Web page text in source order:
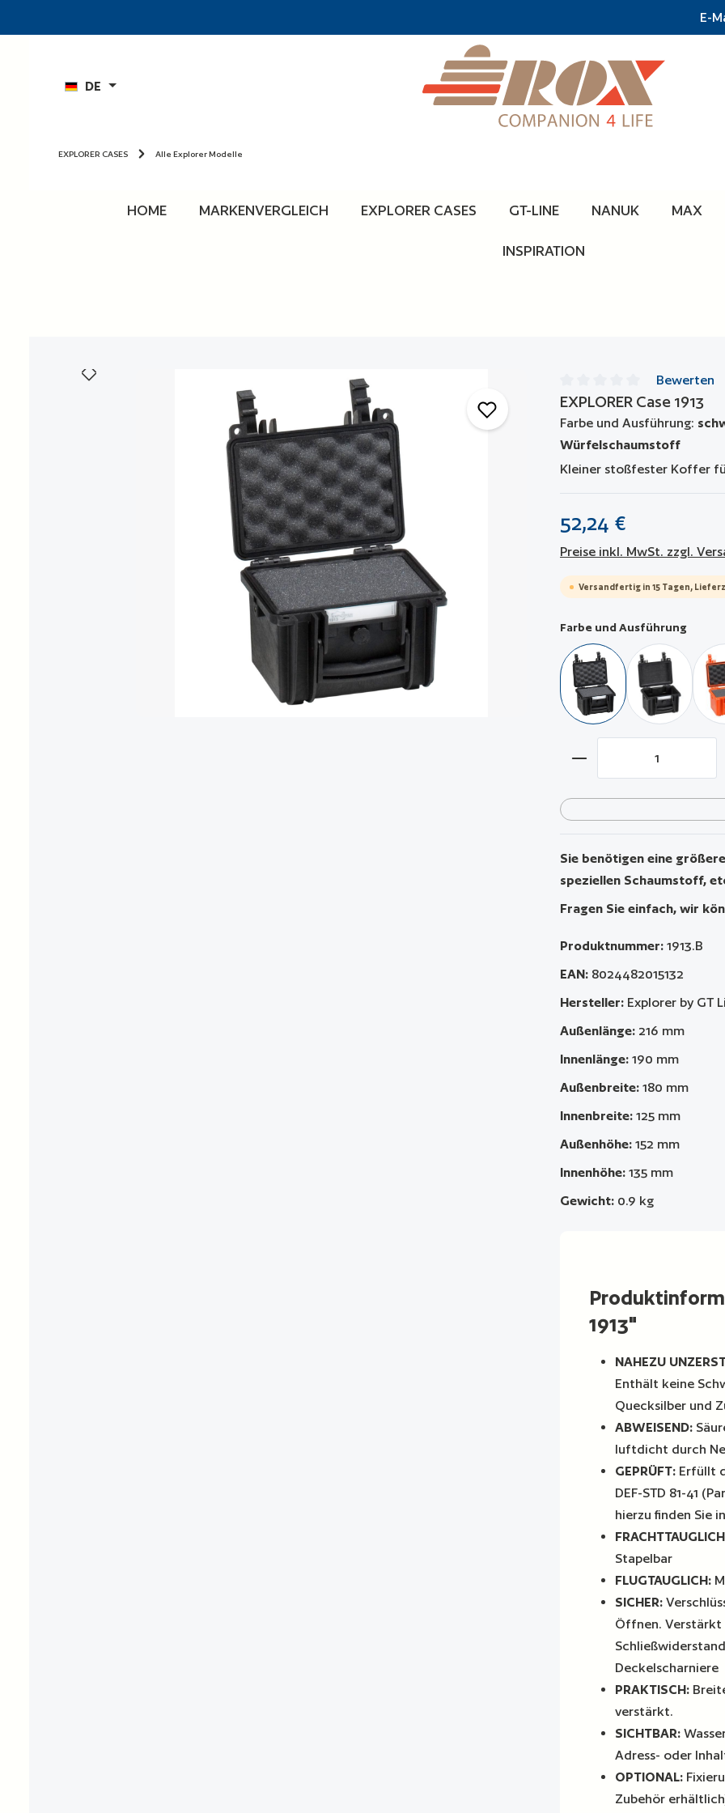
E-
DE
EXPLORER CASES Alle Explorer Modelle
HOME MARKENVERGLEICH EXPLORER CASES GT-LINE NANUK MAX
INSPIRATION
Bildergalerie überspringen
Durchschnittliche
Bewerten
EXPLORER Case 1913
Farbe und Ausführung:
Würfelschaumstoff
Kleiner stoßfester Koffer
52,24 €
Preise inkl. MwSt. zzgl.
Versandfertig in 15 Tagen,
Farbe und Ausführung
schwarz / mitschwarz /
Produkt Anzahl:
Sie benötigen eine
speziellen Schaumstoff,
Fragen Sie einfach, wir
Produktnummer: 1913.B
EAN: 8024482015132
Hersteller: Explorer by GT
Außenlänge: 216 mm
Innenlänge: 190 mm
Außenbreite: 180 mm
Innenbreite: 125 mm
Außenhöhe: 152 mm
Innenhöhe: 135 mm
Gewicht: 0.9 kg
1913"
NAHEZU
Enthält keine
Quecksilber und
ABWEISEND:
luftdicht durch
GEPRÜFT: Erfüllt
DEF-STD 81-41
hierzu finden Sie
Stapelbar
FLUGTAUGLICH:
SICHER:
Öffnen. Verstärkt
Deckelscharniere
PRAKTISCH:
verstärkt.
SICHTBAR:
Adress- oder
OPTIONAL:
Zubehör